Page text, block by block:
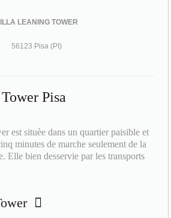
LEANING TOWER
56123 Pisa (PI)
Pisa
est situèe dans un quartier paisible et
minutes de marche seulement de la
Elle bien desservie par les transports